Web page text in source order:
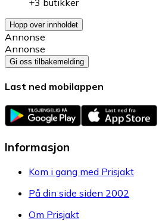
Hopp over innholdet
Annonse
Annonse
Gi oss tilbakemelding
Last ned mobilappen
Informasjon
Kom i gang med Prisjakt
På din side siden 2002
Om Prisjakt